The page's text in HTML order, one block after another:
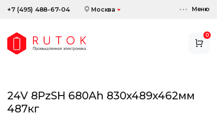
+7 (495) 488-67-04 Москва Меню
0
АККУМУЛЯТОРЫ
АКСЕССУАРЫ
24V 8PzSH 680Ah 830x489x462мм
487кг